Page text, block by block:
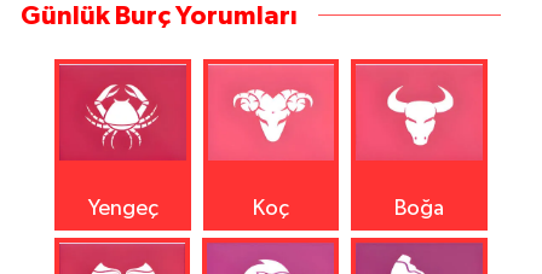
Günlük Burç Yorumları
Yengeç Koç Boğa